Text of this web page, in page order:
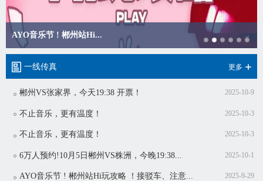
AYO音乐节 ! 郴州站Hi...
一线传真 更多
郴州VS张家界，今天19:38 开票！ 2025-10-9
不止音乐，更有温度！ 2025-10-3
不止音乐，更有温度！ 2025-10-3
6万人预约!10月5日郴州VS株洲，今晚19:38... 2025-10-1
AYO音乐节 ! 郴州站Hi玩攻略 ！接驳车、注意... 2025-9-29